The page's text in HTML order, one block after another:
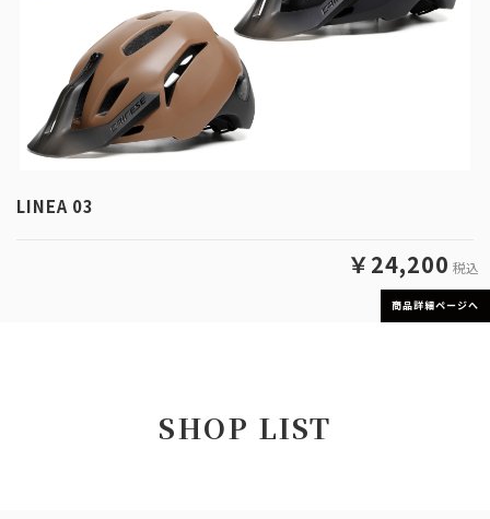
LINEA 03
￥24,200 税込
商品詳細ページへ
SHOP LIST